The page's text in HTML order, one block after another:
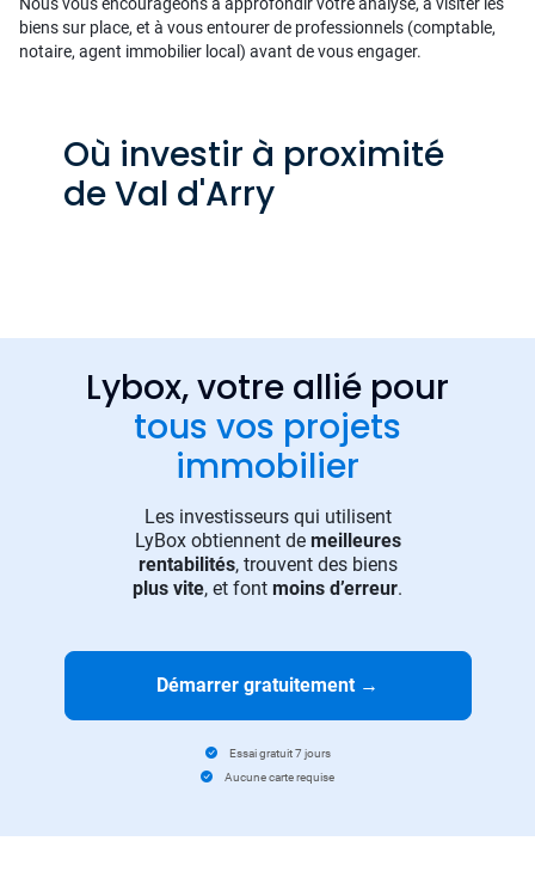
biens sur place, et à vous entourer de professionnels (comptable,
notaire, agent immobilier local) avant de vous engager.
Où investir à proximité
de Val d'Arry
Lybox, votre allié pour
tous vos projets
immobilier
Les investisseurs qui utilisent
LyBox obtiennent de meilleures
rentabilités, trouvent des biens
plus vite, et font moins d’erreur.
Démarrer gratuitement →
Essai gratuit 7 jours
Aucune carte requise